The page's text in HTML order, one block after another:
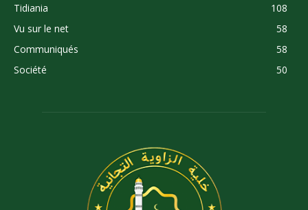
Tidiania
108
Vu sur le net
58
Communiqués
58
Société
50